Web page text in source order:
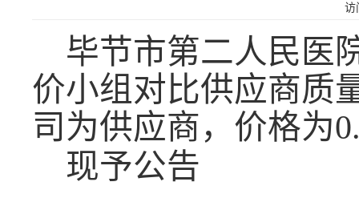
访
毕节市第二人民医
价小组对比供应商质
司 为供应商，价格为
现予公告